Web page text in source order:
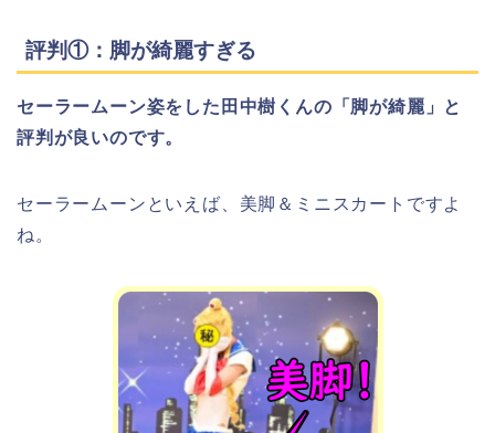
評判①：脚が綺麗すぎる
セーラームーン姿をした田中樹くんの「脚が綺麗」と
評判が良いのです。
セーラームーンといえば、美脚＆ミニスカートですよ
ね。